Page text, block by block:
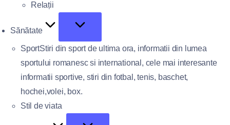
Relații
Sănătate
SportStiri din sport de ultima ora, informatii din lumea
sportului romanesc si international, cele mai interesante
informatii sportive, stiri din fotbal, tenis, baschet,
hochei,volei, box.
Stil de viata